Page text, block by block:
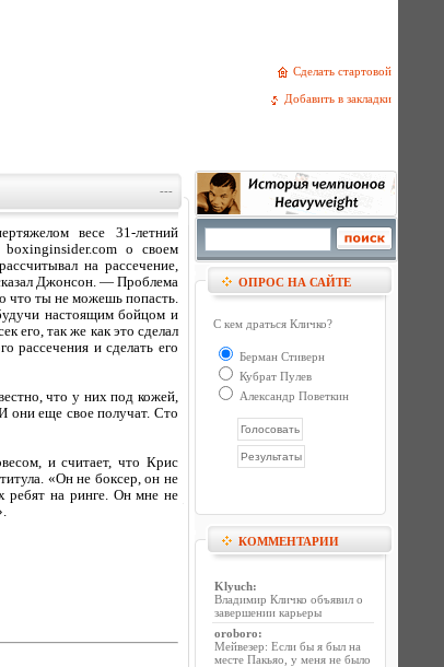
Сделать стартовой
Добавить в закладки
---
весе 31-летний
о своем
на рассечение,
Джонсон. — Проблема
что ты не можешь попасть.
настоящим бойцом и
его, так же как это сделал
и сделать его
что у них под кожей,
они еще свое получат. Сто
и считает, что Крис
«Он не боксер, он не
на ринге. Он мне не
ОПРОС НА САЙТЕ
С кем драться Кличко?
Берман Стиверн
Кубрат Пулев
Александр Поветкин
КОММЕНТАРИИ
Klyuch:
Владимир Кличко объявил о
завершении карьеры
oroboro:
Мейвезер: Если бы я был на
месте Пакьяо, у меня не было